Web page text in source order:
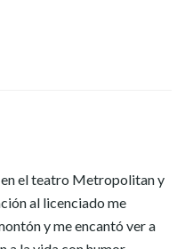
el teatro Metropolitan y
al licenciado me
y me encantó ver a